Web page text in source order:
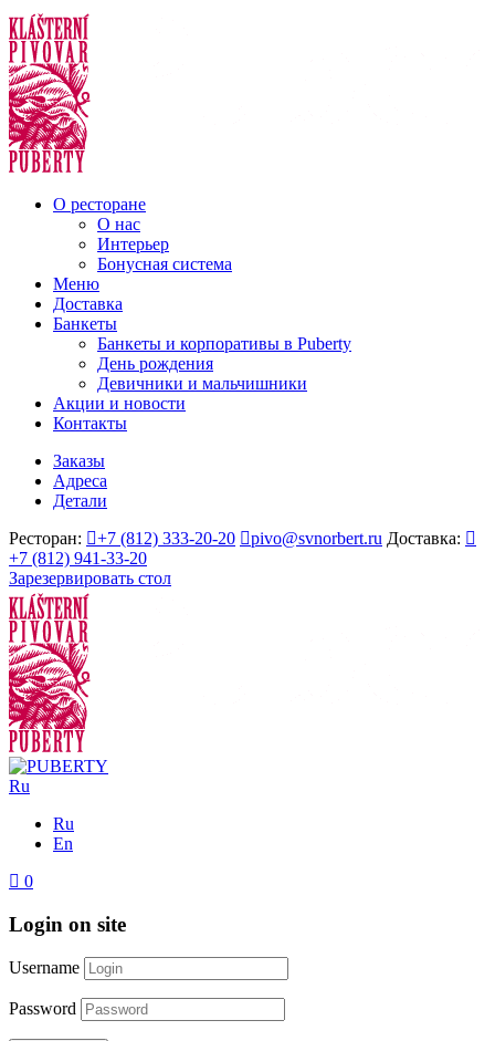
О ресторане
О нас
Интерьер
Бонусная система
Меню
Доставка
Банкеты
Банкеты и корпоративы в Puberty
День рождения
Девичники и мальчишники
Акции и новости
Контакты
Заказы
Адреса
Детали
Ресторан:
+7 (812) 333-20-20 pivo@svnorbert.ru Доставка:
+7 (812) 941-33-20
Зарезервировать стол
Ru
Ru
En
0
Login on site
Username
Password